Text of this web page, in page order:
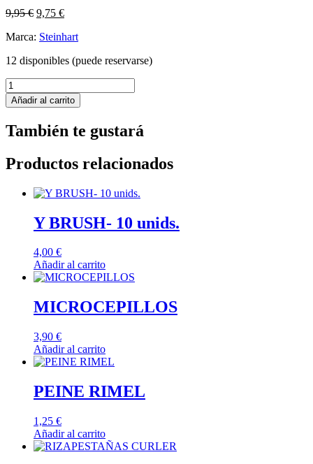
9,95€ El
original
9,95 €.
9,75 €El
actual
9,75 €.
Marca: Steinhart
12 disponibles (puede reservarse)
Tinte
Refectocil
negro
2.1
Añadir al carrito
También te gustará
Productos relacionados
Y BRUSH- 10 unids.
4,00 €
Añadir al carrito
MICROCEPILLOS
3,90 €
Añadir al carrito
PEINE RIMEL
1,25 €
Añadir al carrito